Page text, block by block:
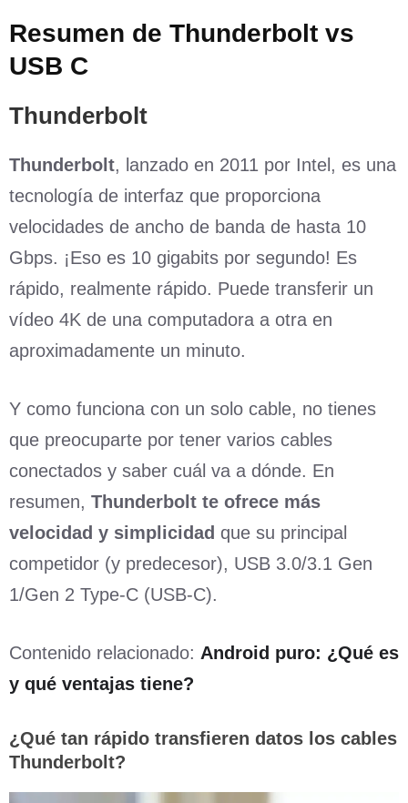
Resumen de Thunderbolt vs
USB C
Thunderbolt
Thunderbolt, lanzado en 2011 por Intel, es una
tecnología de interfaz que proporciona
velocidades de ancho de banda de hasta 10
Gbps. ¡Eso es 10 gigabits por segundo! Es
rápido, realmente rápido. Puede transferir un
vídeo 4K de una computadora a otra en
aproximadamente un minuto.
Y como funciona con un solo cable, no tienes
que preocuparte por tener varios cables
conectados y saber cuál va a dónde. En
resumen, Thunderbolt te ofrece más
velocidad y simplicidad que su principal
competidor (y predecesor), USB 3.0/3.1 Gen
1/Gen 2 Type-C (USB-C).
Contenido relacionado: Android puro: ¿Qué es
y qué ventajas tiene?
¿Qué tan rápido transfieren datos los cables
Thunderbolt?